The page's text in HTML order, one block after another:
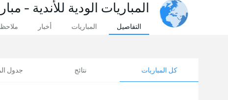
المباريات الودية للأندية -
التفاصيل المباريات أخبار
كل المباريات نتائج جدول